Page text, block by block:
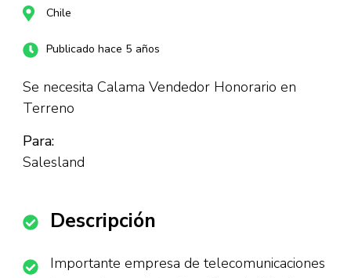
Chile
Publicado hace 5 años
Se necesita Calama Vendedor Honorario en
Terreno
Para:
Salesland
Descripción
Importante empresa de telecomunicaciones